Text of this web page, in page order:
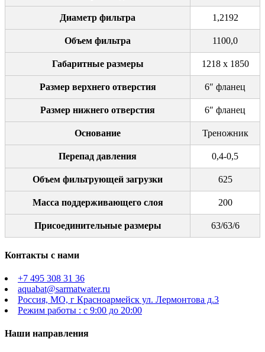
Диаметр фильтра 1,2192
Объем фильтра 1100,0
Габаритные размеры 1218 х 1850
Размер верхнего отверстия 6″ фланец
Размер нижнего отверстия 6″ фланец
Основание Треножник
Перепад давления 0,4-0,5
Объем фильтрующей загрузки 625
Масса поддерживающего слоя 200
Присоединительные размеры 63/63/6
Контакты с нами
+7 495 308 31 36
aquabat@sarmatwater.ru
Россия, МО, г Красноармейск ул. Лермонтова д.3
Режим работы : с 9:00 до 20:00
Наши направления